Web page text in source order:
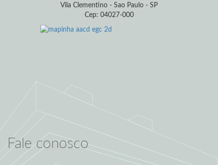
Vila Clementino - Sao Paulo - SP
Cep: 04027-000
Fale conosco